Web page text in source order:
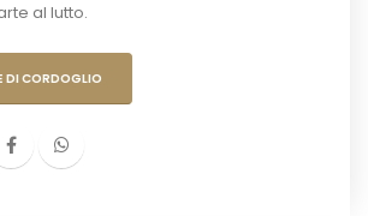
al lutto.
DI CORDOGLIO